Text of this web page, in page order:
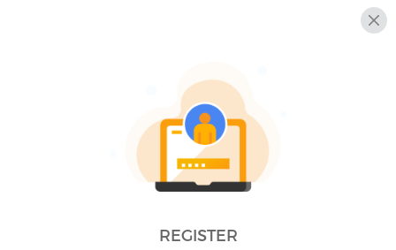
REGISTER